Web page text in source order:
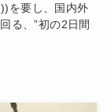
を要し、国内外
る、”初の2日間